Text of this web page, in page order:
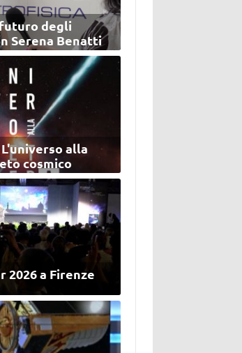
degli
Serena Benatti
L'universo alla
cosmico
2026 a Firenze